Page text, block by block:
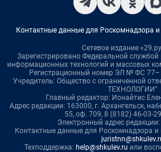
Контактные данные для Роскомнадзора и
Сетевое издание
Зарегистрировано Федеральной службой
информационных технологий и массовых
Регистрационный номер ЭЛ № ФС 77–
Учредитель: Общество с ограниченной
ТЕХНОЛОГИИ"
Главный редактор: Ионайтис
Адрес редакции: 163000, г. Архангельск,
55, оф. 709, 8 (8182) 46-03-
Электронный адрес редакции:
Контактные данные для Роскомнадзора и
Техподдержка: help@shkulev.ru или